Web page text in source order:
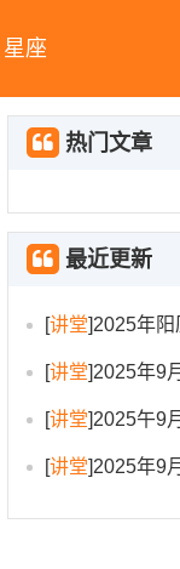
星座
热门文章
最近更新
[讲堂]2025年阳历9月
[讲堂]2025年9月份
[讲堂]2025午9月黄道
[讲堂]2025年9月生孩